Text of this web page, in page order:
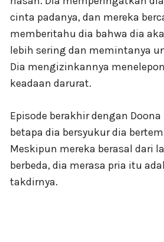
cinta padanya, dan mereka
memberitahu dia bahwa dia
lebih sering dan memintanya
Dia mengizinkannya
keadaan darurat.
Episode berakhir dengan
betapa dia bersyukur dia
Meskipun mereka berasal dari
berbeda, dia merasa pria itu
takdirnya.